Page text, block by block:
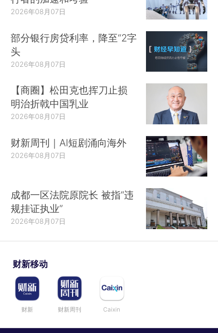
2026年08月07日
部分银行房贷利率，降至“2字
头
2026年08月07日
【商圈】松田克也挥刀止损
明治折戟中国乳业
2026年08月07日
财新周刊｜AI短剧涌向海外
2026年08月07日
成都一区法院原院长 被指“违
规挂证执业”
2026年08月07日
财新移动
财新 财新周刊 Caixin